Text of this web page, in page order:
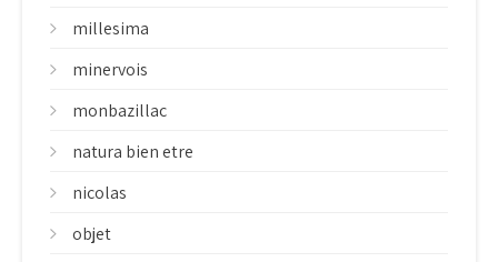
millesima
minervois
monbazillac
natura bien etre
nicolas
objet